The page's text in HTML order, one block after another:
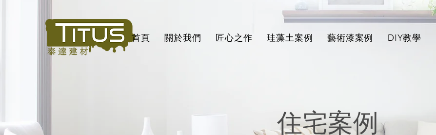
首頁 關於我們 匠心之作 珪藻土案例 藝術漆案例 DIY教學
住宅案例